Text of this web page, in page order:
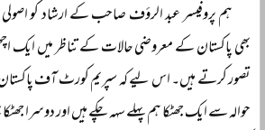
ہم پروفیسر عبد الرؤف صاحب کے ارشاد کو
بھی پاکستان کے معروضی حالات کے تناظر میں ایک
تصور کرتے ہیں۔ اس لیے کہ سپریم کورٹ آف پاکستان
حوالہ سے ایک جھٹکا ہم پہلے سہہ چکے ہیں اور دوسرا